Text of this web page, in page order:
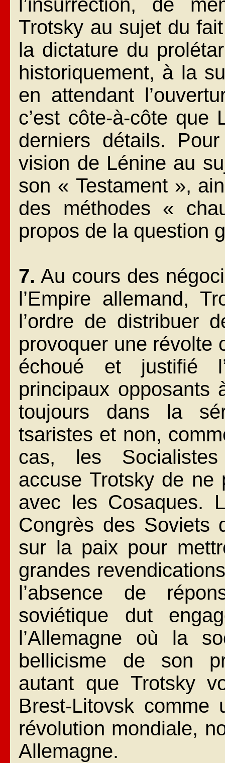
l’insurrection, de
Trotsky au sujet du
la dictature du
historiquement, à la
en attendant
c’est côte-à-côte que
derniers détails.
vision de Lénine au
son « Testament »,
des méthodes «
propos de la question
7. Au cours des
l’Empire allemand,
l’ordre de distribuer
provoquer une révolte
échoué et justifié
principaux opposants
toujours dans la
tsaristes et non,
cas, les Socialistes
accuse Trotsky de ne
avec les Cosaques.
Congrès des Soviets
sur la paix pour
grandes
l’absence de
soviétique dut
l’Allemagne où la
bellicisme de son
autant que Trotsky
Brest-Litovsk
révolution mondiale,
Allemagne.